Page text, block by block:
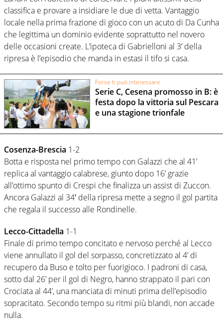
classifica e provare a insidiare le due di vetta. Vantaggio
locale nella prima frazione di gioco con un acuto di Da Cunha
che legittima un dominio evidente soprattutto nel novero
delle occasioni create. L’ipoteca di Gabrielloni al 3’ della
ripresa è l’episodio che manda in estasi il tifo si casa.
Forse ti può interessare
Serie C, Cesena promosso in B: è
festa dopo la vittoria sul Pescara
e una stagione trionfale
Cosenza-Brescia 1-2
Botta e risposta nel primo tempo con Galazzi che al 41’
replica al vantaggio calabrese, giunto dopo 16’ grazie
all’ottimo spunto di Crespi che finalizza un assist di Zuccon.
Ancora Galazzi al 34′ della ripresa mette a segno il gol partita
che regala il successo alle Rondinelle.
Lecco-Cittadella 1-1
Finale di primo tempo concitato e nervoso perché al Lecco
viene annullato il gol del sorpasso, concretizzato al 4’ di
recupero da Buso e tolto per fuorigioco. I padroni di casa,
sotto dal 26’ per il gol di Negro, hanno strappato il pari con
Crociata al 44’, una manciata di minuti prima dell’episodio
sopracitato. Secondo tempo su ritmi più blandi, non accade
nulla.